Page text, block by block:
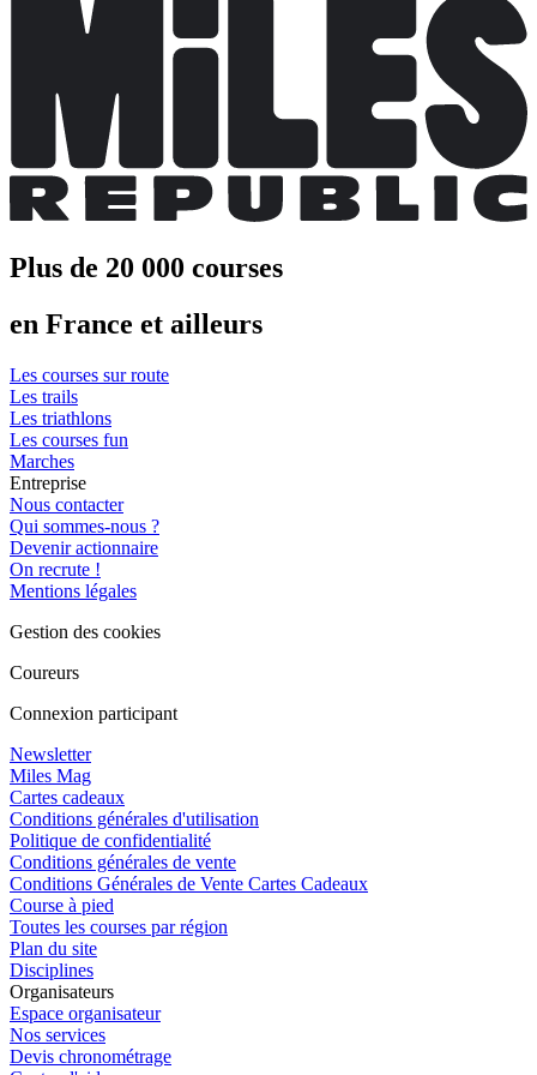
Plus de 20 000 courses
en France et ailleurs
Les courses sur route
Les trails
Les triathlons
Les courses fun
Marches
Entreprise
Nous contacter
Qui sommes-nous ?
Devenir actionnaire
On recrute !
Mentions légales
Gestion des cookies
Coureurs
Connexion participant
Newsletter
Miles Mag
Cartes cadeaux
Conditions générales d'utilisation
Politique de confidentialité
Conditions générales de vente
Conditions Générales de Vente Cartes Cadeaux
Course à pied
Toutes les courses par région
Plan du site
Disciplines
Organisateurs
Espace organisateur
Nos services
Devis chronométrage